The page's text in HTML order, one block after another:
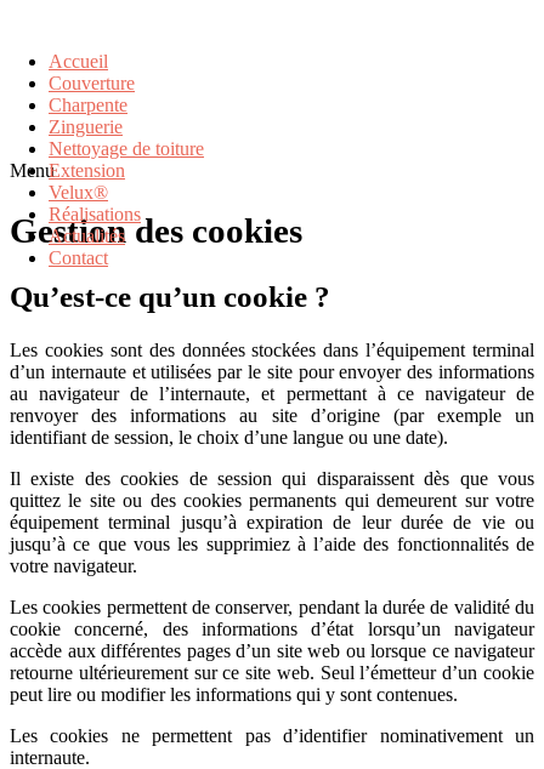
Menu
Accueil
Couverture
Charpente
Zinguerie
Nettoyage de toiture
Extension
Velux®
Réalisations
Actualités
Contact
Gestion des cookies
Qu’est-ce qu’un cookie ?
Les cookies sont des données stockées dans l’équipement terminal
d’un internaute et utilisées par le site pour envoyer des informations
au navigateur de l’internaute, et permettant à ce navigateur de
renvoyer des informations au site d’origine (par exemple un
identifiant de session, le choix d’une langue ou une date).
Il existe des cookies de session qui disparaissent dès que vous
quittez le site ou des cookies permanents qui demeurent sur votre
équipement terminal jusqu’à expiration de leur durée de vie ou
jusqu’à ce que vous les supprimiez à l’aide des fonctionnalités de
votre navigateur.
Les cookies permettent de conserver, pendant la durée de validité du
cookie concerné, des informations d’état lorsqu’un navigateur
accède aux différentes pages d’un site web ou lorsque ce navigateur
retourne ultérieurement sur ce site web. Seul l’émetteur d’un cookie
peut lire ou modifier les informations qui y sont contenues.
Les cookies ne permettent pas d’identifier nominativement un
internaute.